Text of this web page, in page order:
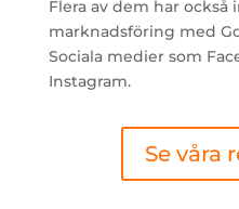
Flera av dem har också
marknadsföring med
Sociala medier som
Instagram.
Se våra